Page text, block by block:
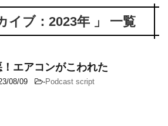
イブ：2023年 」 一覧
エアコンがこわれた
08/09 -Podcast script